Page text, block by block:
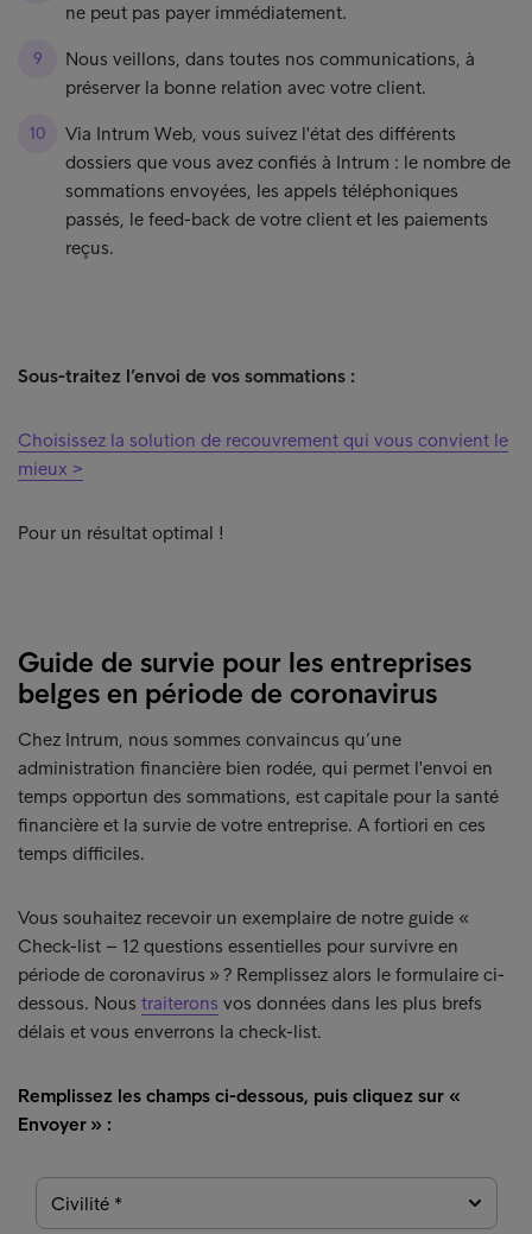
ne peut pas payer immédiatement.
Nous veillons, dans toutes nos communications, à
préserver la bonne relation avec votre client.
Via Intrum Web, vous suivez l'état des différents
dossiers que vous avez confiés à Intrum : le nombre de
sommations envoyées, les appels téléphoniques
passés, le feed-back de votre client et les paiements
reçus.
Sous-traitez l’envoi de vos sommations :
Choisissez la solution de recouvrement qui vous convient le
mieux >
Pour un résultat optimal !
Guide de survie pour les entreprises
belges en période de coronavirus
Chez Intrum, nous sommes convaincus qu’une
administration financière bien rodée, qui permet l'envoi en
temps opportun des sommations, est capitale pour la santé
financière et la survie de votre entreprise. A fortiori en ces
temps difficiles.
Vous souhaitez recevoir un exemplaire de notre guide «
Check-list – 12 questions essentielles pour survivre en
période de coronavirus » ? Remplissez alors le formulaire ci-
dessous. Nous traiterons vos données dans les plus brefs
délais et vous enverrons la check-list.
Remplissez les champs ci-dessous, puis cliquez sur «
Envoyer » :